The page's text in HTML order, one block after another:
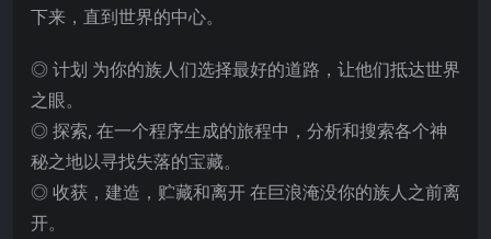
下来，直到世界的中心。
◎ 计划 为你的族人们选择最好的道路，让他们抵达世界
之眼。
◎ 探索, 在一个程序生成的旅程中，分析和搜索各个神
秘之地以寻找失落的宝藏。
◎ 收获，建造，贮藏和离开 在巨浪淹没你的族人之前离
开。